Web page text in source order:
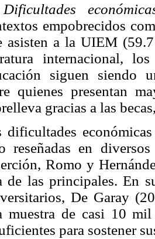
Dificultades
empobrecidos
asisten a la UIEM
internacional,
siguen siendo
quienes presentan
gracias a las
dificultades
reseñadas en
Romo y
de las principales. En
De Garay
muestra de casi 10
para sostener